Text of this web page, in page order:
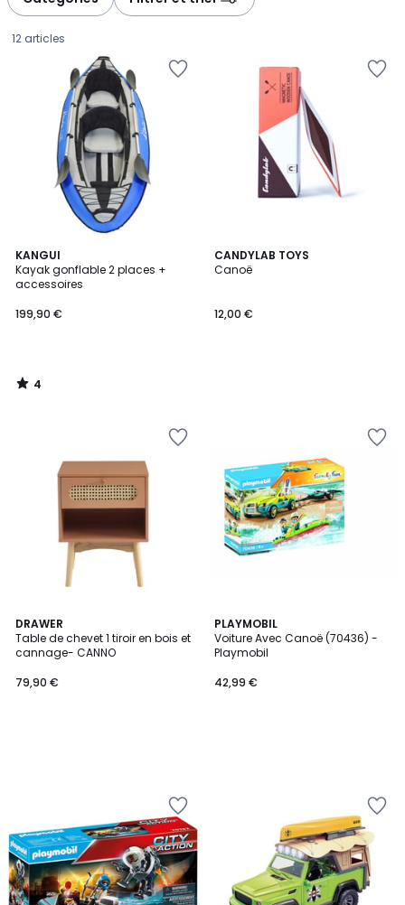
12 articles
KANGUI
Kayak gonflable 2 places +
accessoires
€.
199,90 €
4
/
5
4
/
CANDYLAB TOYS
Canoë
12,00 €
DRAWER
Table de chevet 1 tiroir en bois et
cannage- CANNO
79,90 €
PLAYMOBIL
Voiture Avec Canoë (70436) -
Playmobil
42,99 €